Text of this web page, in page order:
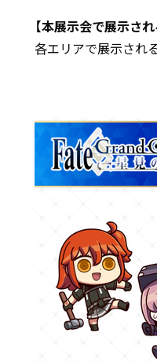
【本展示会で展示さ
各エリアで展示され